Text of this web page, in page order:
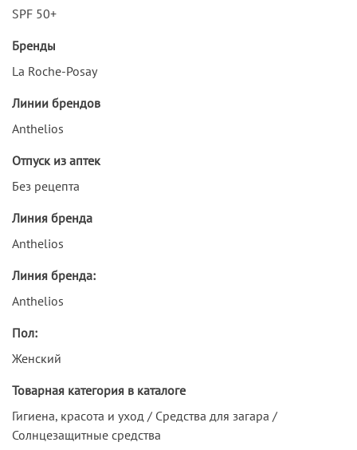
SPF 50+
Бренды
La Roche-Posay
Линии брендов
Anthelios
Отпуск из аптек
Без рецепта
Линия бренда
Anthelios
Линия бренда:
Anthelios
Пол:
Женский
Товарная категория в каталоге
Гигиена, красота и уход / Средства для загара /
Солнцезащитные средства